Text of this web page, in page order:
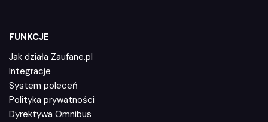
FUNKCJE
Jak działa Zaufane.pl
Integracje
System poleceń
Polityka prywatności
Dyrektywa Omnibus